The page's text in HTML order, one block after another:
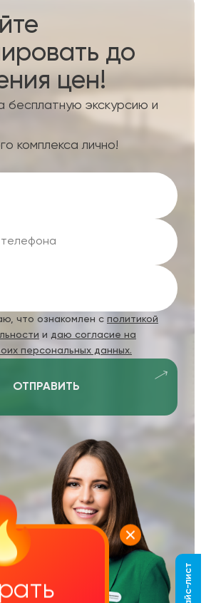
до
цен!
бесплатную экскурсию и
комплекса лично!
что ознакомлен с политикой
и даю согласие на
персональных данных.
ОТПРАВИТЬ